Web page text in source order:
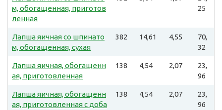
м, обогащенная, приготов
ленная
25
Лапша яичная со шпинато
м, обогащенная, сухая
382 14,61 4,55
70,
32
Лапша яичная, обогащенн
ая, приготовленная
138 4,54 2,07
23,
96
Лапша яичная, обогащенн
ая, приготовленная с доба
138 4,54 2,07
23,
96